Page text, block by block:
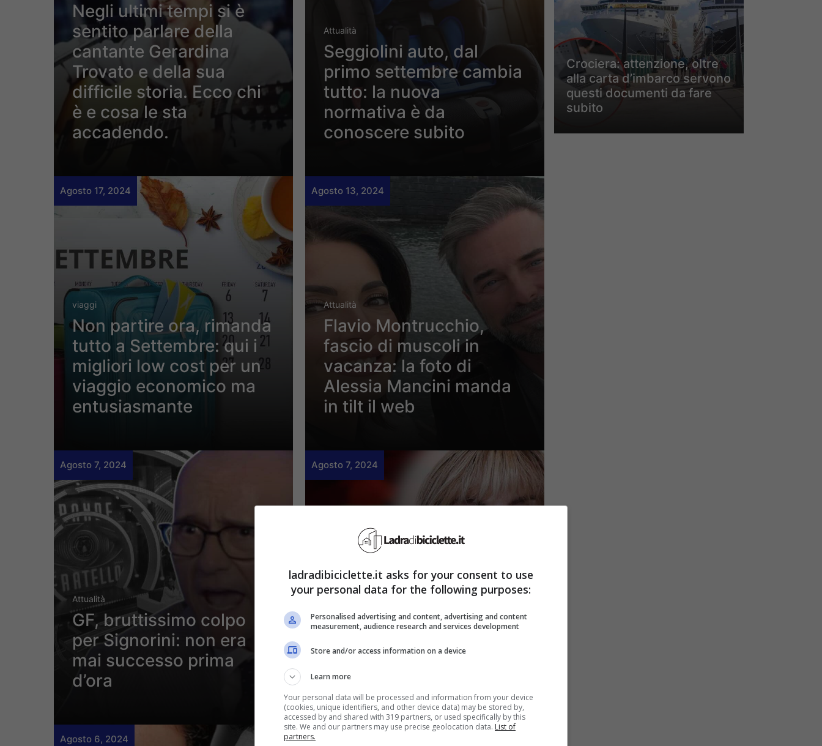
Negli ultimi tempi si è
sentito parlare della
cantante Gerardina
Trovato e della sua
difficile storia. Ecco chi
è e cosa le sta
accadendo.
Attualità
Seggiolini auto, dal
primo settembre cambia
tutto: la nuova
normativa è da
conoscere subito
Agosto 17, 2024
viaggi
Non partire ora, rimanda
tutto a Settembre: qui i
migliori low cost per un
viaggio economico ma
entusiasmante
Agosto 13, 2024
Attualità
Flavio Montrucchio,
fascio di muscoli in
vacanza: la foto di
Alessia Mancini manda
in tilt il web
Agosto 7, 2024
Attualità
GF, bruttissimo colpo
per Signorini: non era
mai successo prima
d’ora
Agosto 7, 2024
Ballando con le Stelle
spoiler della Carlucci:
“Due sono forti”
Agosto 6, 2024 Luglio 31, 2024
Crociera: attenzione, oltre
alla carta d’imbarco servono
questi documenti da fare
subito
ladradibiciclette.it asks for your consent to use
your personal data for the following purposes:
Personalised advertising and content, advertising and content
measurement, audience research and services development
Store and/or access information on a device
Learn more
Your personal data will be processed and information from your device
(cookies, unique identifiers, and other device data) may be stored by,
accessed by and shared with 319 partners, or used specifically by this
site. We and our partners may use precise geolocation data. List of
partners.